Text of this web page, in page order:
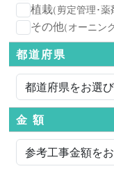
植栽（剪定管理･薬
その他（オーニン
都道府県
金 額